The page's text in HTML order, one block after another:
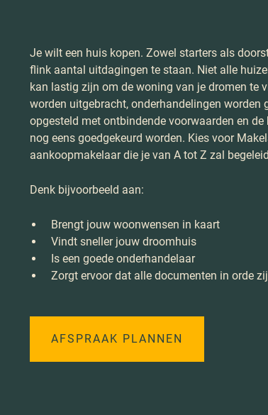
Je wilt een huis kopen. Zowel starters als
flink aantal uitdagingen te staan. Niet alle
kan lastig zijn om de woning van je dromen te
worden uitgebracht, onderhandelingen worden
opgesteld met ontbindende voorwaarden en
nog eens goedgekeurd worden. Kies voor
aankoopmakelaar die je van A tot Z zal
Denk bijvoorbeeld aan:
Brengt jouw woonwensen in kaart
Vindt sneller jouw droomhuis
Is een goede onderhandelaar
Zorgt ervoor dat alle documenten in orde
AFSPRAAK PLANNEN